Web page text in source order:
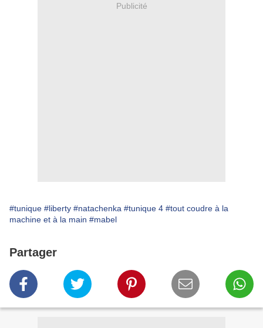
Publicité
#tunique #liberty #natachenka #tunique 4 #tout coudre à la
machine et à la main #mabel
Partager